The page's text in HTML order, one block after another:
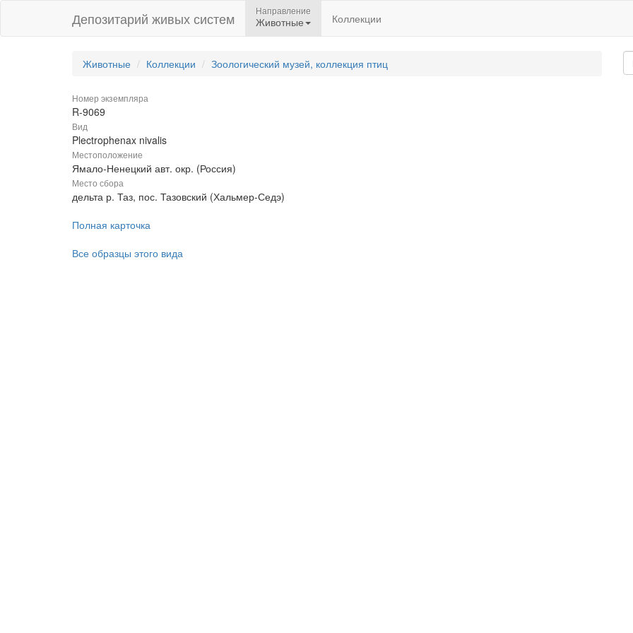
Депозитарий живых систем Направление
Животные Коллекции
Животные Коллекции Зоологический музей, коллекция птиц
Номер экземпляра
R-9069
Вид
Plectrophenax nivalis
Местоположение
Ямало-Ненецкий авт. окр. (Россия)
Место сбора
дельта р. Таз, пос. Тазовский (Хальмер-Седэ)
Полная карточка
Все образцы этого вида